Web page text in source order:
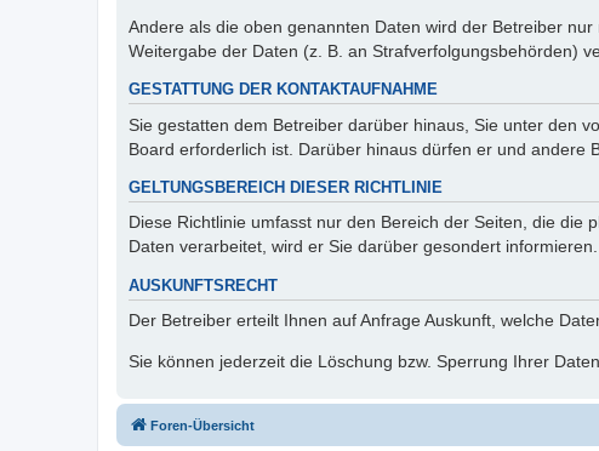
Andere als die oben genannten Daten wird der Betreiber
Weitergabe der Daten (z. B. an Strafverfolgungsbehörden)
GESTATTUNG DER KONTAKTAUFNAHME
Sie gestatten dem Betreiber darüber hinaus, Sie unter den
Board erforderlich ist. Darüber hinaus dürfen er und andere
GELTUNGSBEREICH DIESER RICHTLINIE
Diese Richtlinie umfasst nur den Bereich der Seiten, die
Daten verarbeitet, wird er Sie darüber gesondert informieren.
AUSKUNFTSRECHT
Der Betreiber erteilt Ihnen auf Anfrage Auskunft, welche
Sie können jederzeit die Löschung bzw. Sperrung Ihrer
Foren-Übersicht